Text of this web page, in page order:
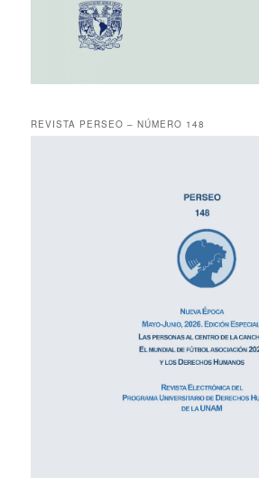
REVISTA PERSEO – NÚMERO 148